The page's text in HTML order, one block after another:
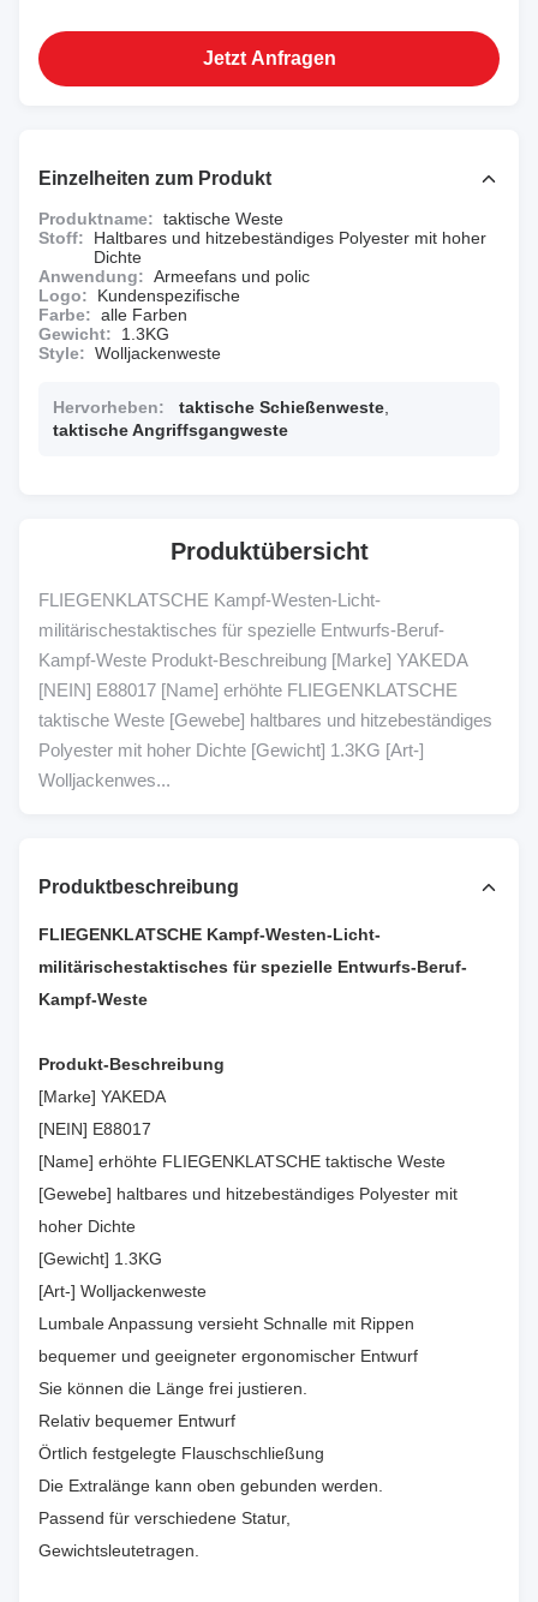
Jetzt Anfragen
Einzelheiten zum Produkt
Produktname: taktische Weste
Stoff:
Haltbares und hitzebeständiges Polyester mit hoher
Dichte
Anwendung: Armeefans und polic
Logo:
Kundenspezifische
Farbe: alle Farben
Gewicht:
1.3KG
Style: Wolljackenweste
Hervorheben: taktische Schießenweste
taktische Angriffsgangweste
Produktübersicht
FLIEGENKLATSCHE Kampf-Westen-Licht-
militärischestaktisches für spezielle Entwurfs-Beruf-
Kampf-Weste Produkt-Beschreibung [Marke] YAKEDA
[NEIN] E88017 [Name] erhöhte FLIEGENKLATSCHE
taktische Weste [Gewebe] haltbares und hitzebeständiges
Polyester mit hoher Dichte [Gewicht] 1.3KG [Art-]
Wolljackenwes...
Produktbeschreibung
FLIEGENKLATSCHE Kampf-Westen-Licht-
militärischestaktisches für spezielle Entwurfs-Beruf-
Kampf-Weste
Produkt-Beschreibung
[Marke] YAKEDA
[NEIN] E88017
[Name] erhöhte FLIEGENKLATSCHE taktische Weste
[Gewebe] haltbares und hitzebeständiges Polyester mit
hoher Dichte
[Gewicht] 1.3KG
[Art-] Wolljackenweste
Lumbale Anpassung versieht Schnalle mit Rippen
bequemer und geeigneter ergonomischer Entwurf
Sie können die Länge frei justieren.
Relativ bequemer Entwurf
Örtlich festgelegte Flauschschließung
Die Extralänge kann oben gebunden werden.
Passend für verschiedene Statur,
Gewichtsleutetragen.